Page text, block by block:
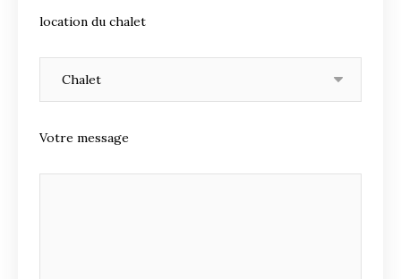
location du chalet
Votre message